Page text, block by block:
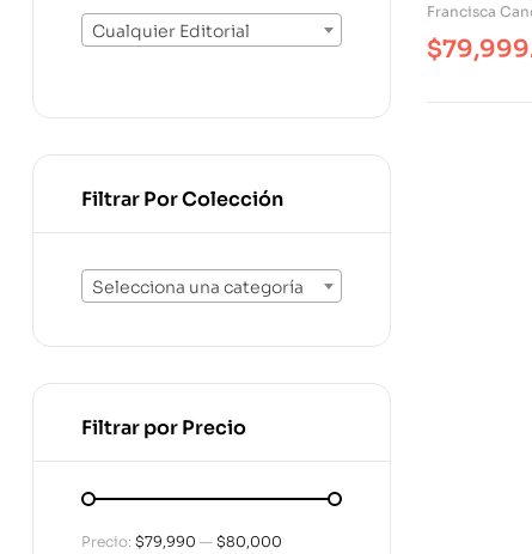
Francisca
$
Cualquier Editorial
Filtrar Por Colección
Selecciona una categoría
Filtrar por Precio
Precio: $79,990 — $80,000